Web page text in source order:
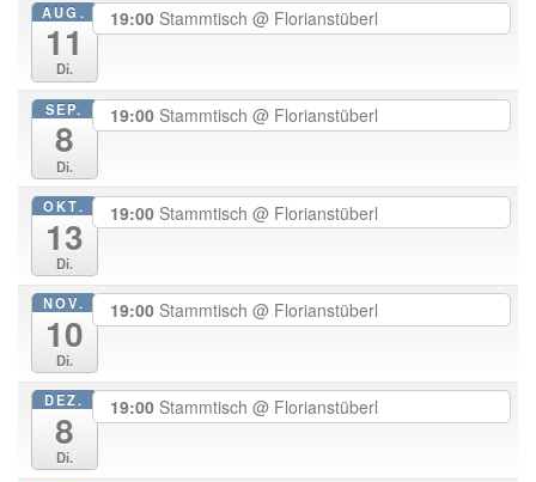
AUG.
11
Di.
19:00 Stammtisch @ Florianstüberl
SEP.
8
Di.
19:00 Stammtisch @ Florianstüberl
OKT.
13
Di.
19:00 Stammtisch @ Florianstüberl
NOV.
10
Di.
19:00 Stammtisch @ Florianstüberl
DEZ.
8
Di.
19:00 Stammtisch @ Florianstüberl